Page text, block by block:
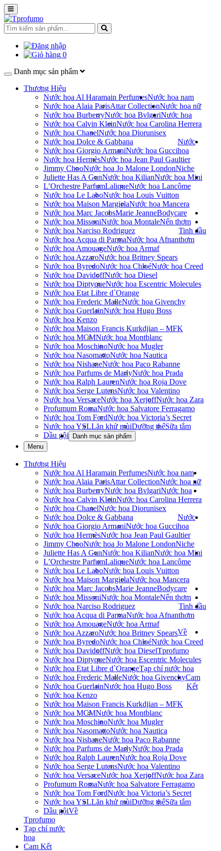
0
Danh mục sản phẩm
Thương Hiệu
Nước hoa Al Haramain Perfumes
Nước hoa Alaia ParisAttar Collection
Nước hoa BurberryNước hoa Bvlgari
Nước hoa Calvin KleinNước hoa Carolina Herrera
Nước hoa ChanelNước hoa Dior
Nước hoa Dolce & Gabbana
Nước hoa Giorgio ArmaniNước hoa Gucci
Nước hoa HermèsNước hoa Jean Paul Gaultier
Jimmy ChooNước hoa Jo Malone London
Juliette Has A GunNước hoa Kilian
L’Orchestre ParfumLaliqueNước hoa Lancôme
Nước hoa Le LaboNước hoa Louis Vuitton
Nước hoa Maison MargielaNước hoa Mancera
Nước hoa Marc JacobsMarie Jeanne
Nước hoa MissoniNước hoa Montale
Nước hoa Narciso Rodriguez
Nước hoa Acqua di ParmaNước hoa Afnan
Nước hoa AmouageNước hoa Armaf
Nước hoa AzzaroNước hoa Britney Spears
Nước hoa ByredoNước hoa ChloéNước hoa Creed
Nước hoa DavidoffNước hoa Diesel
Nước hoa DiptyqueNước hoa Escentric Molecules
Nước hoa Etat Libre d`Orange
Nước hoa Frederic MalleNước hoa Givenchy
Nước hoa GuerlainNước hoa Hugo Boss
Nước hoa Kenzo
Nước hoa Maison Francis Kurkdjian – MFK
Nước hoa MCMNước hoa Montblanc
Nước hoa MoschinoNước hoa Mugler
Nước hoa NasomattoNước hoa Nautica
Nước hoa NishaneNước hoa Paco Rabanne
Nước hoa Parfums de MarlyNước hoa Prada
Nước hoa Ralph LaurenNước hoa Roja Dove
Nước hoa Serge LutensNước hoa Valentino
Nước hoa VersaceNước hoa XerjoffNước hoa Zara
Profumum RomaNước hoa Salvatore Ferragamo
Nước hoa Tom FordNước hoa Victoria’s Secret
Nước hoa YSL
Nước hoa nam
Nước hoa nữ
Nước hoa
unisex
Nước
hoa
Niche
Nước hoa Mini
Bodycare
Lăn khử mùiDưỡng thểSữa tắm
Dầu gội
Nến thơm
Tinh dầu
thơm
Danh mục sản phẩm
Menu
Thương Hiệu
Nước hoa Al Haramain Perfumes
Nước hoa Alaia ParisAttar Collection
Nước hoa BurberryNước hoa Bvlgari
Nước hoa Calvin KleinNước hoa Carolina Herrera
Nước hoa ChanelNước hoa Dior
Nước hoa Dolce & Gabbana
Nước hoa Giorgio ArmaniNước hoa Gucci
Nước hoa HermèsNước hoa Jean Paul Gaultier
Jimmy ChooNước hoa Jo Malone London
Juliette Has A GunNước hoa Kilian
L’Orchestre ParfumLaliqueNước hoa Lancôme
Nước hoa Le LaboNước hoa Louis Vuitton
Nước hoa Maison MargielaNước hoa Mancera
Nước hoa Marc JacobsMarie Jeanne
Nước hoa MissoniNước hoa Montale
Nước hoa Narciso Rodriguez
Nước hoa Acqua di ParmaNước hoa Afnan
Nước hoa AmouageNước hoa Armaf
Nước hoa AzzaroNước hoa Britney Spears
Nước hoa ByredoNước hoa ChloéNước hoa Creed
Nước hoa DavidoffNước hoa Diesel
Nước hoa DiptyqueNước hoa Escentric Molecules
Nước hoa Etat Libre d`Orange
Nước hoa Frederic MalleNước hoa Givenchy
Nước hoa GuerlainNước hoa Hugo Boss
Nước hoa Kenzo
Nước hoa Maison Francis Kurkdjian – MFK
Nước hoa MCMNước hoa Montblanc
Nước hoa MoschinoNước hoa Mugler
Nước hoa NasomattoNước hoa Nautica
Nước hoa NishaneNước hoa Paco Rabanne
Nước hoa Parfums de MarlyNước hoa Prada
Nước hoa Ralph LaurenNước hoa Roja Dove
Nước hoa Serge LutensNước hoa Valentino
Nước hoa VersaceNước hoa XerjoffNước hoa Zara
Profumum RomaNước hoa Salvatore Ferragamo
Nước hoa Tom FordNước hoa Victoria’s Secret
Nước hoa YSL
Nước hoa nam
Nước hoa nữ
Nước hoa
unisex
Nước
hoa
Niche
Nước hoa Mini
Bodycare
Lăn khử mùiDưỡng thểSữa tắm
Dầu gội
Nến thơm
Tinh dầu
thơm
Về
Tprofumo
Tạp chí nước hoa
Cam
Kết
Về
Tprofumo
Tạp chí nước
hoa
Cam Kết